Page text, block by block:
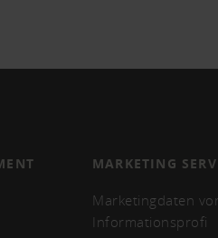
MARKETING
Marketingdaten
Informationsprofi